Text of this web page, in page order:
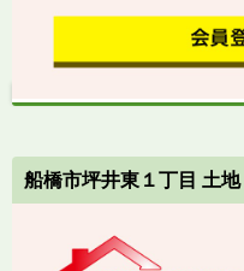
船橋市坪井東１丁目 土地